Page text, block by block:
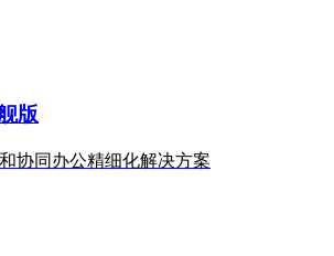
版
协同办公精细化解决方案